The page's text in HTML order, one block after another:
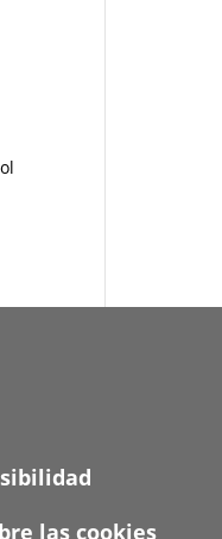
las cookies